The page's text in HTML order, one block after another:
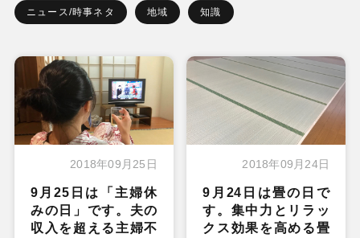
ニュース/時事ネタ 地域 知識
2018年09月25日
9月25日は「主婦休
みの日」です。夫の
収入を超える主婦不
2018年09月24日
9月24日は畳の日で
す。集中力とリラッ
クス効果を高める畳